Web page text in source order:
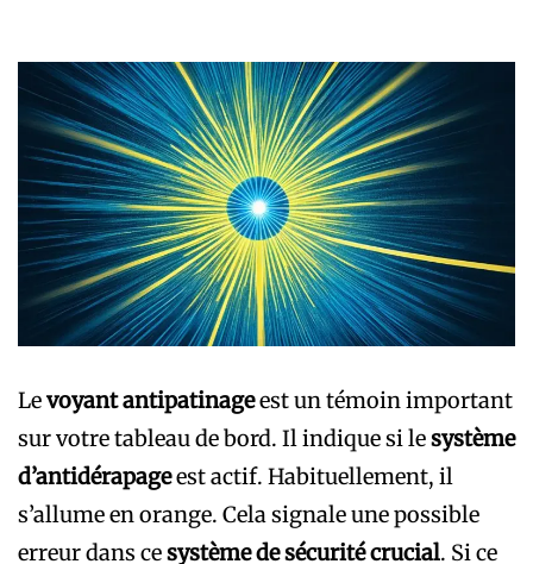
Levoyant antipatinageest un témoin important
sur votre tableau de bord. Il indique si lesystème
d’antidérapageest actif. Habituellement, il
s’allume en orange. Cela signale une possible
erreur dans cesystème de sécurité crucial. Si ce